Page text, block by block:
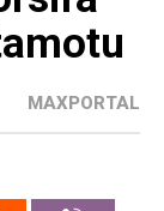
MAXPORTAL